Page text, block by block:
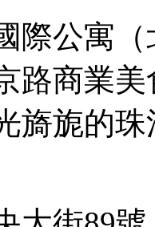
際公寓
路商業
旖旎的